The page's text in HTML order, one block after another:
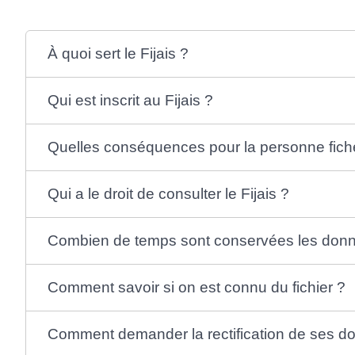
À quoi sert le Fijais ?
Qui est inscrit au Fijais ?
Quelles conséquences pour la personne
Qui a le droit de consulter le Fijais ?
Combien de temps sont conservées les
Comment savoir si on est connu du fichier ?
Comment demander la rectification de ses